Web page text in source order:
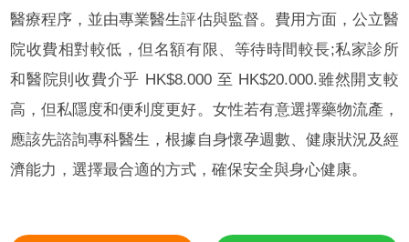
醫療程序，並由專業醫生評估與監督。費用方面，公立醫
院收費相對較低，但名額有限、等待時間較長;私家診所
和醫院則收費介乎 HK$8.000 至 HK$20.000.雖然開支較
高，但私隱度和便利度更好。女性若有意選擇藥物流產，
應該先諮詢專科醫生，根據自身懷孕週數、健康狀況及經
濟能力，選擇最合適的方式，確保安全與身心健康。